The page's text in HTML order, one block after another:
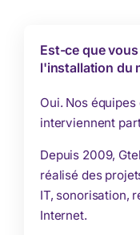
Est-ce que
l'installation du
Oui. Nos
interviennent
Depuis 2009,
réalisé des
IT, sonorisation,
Internet.